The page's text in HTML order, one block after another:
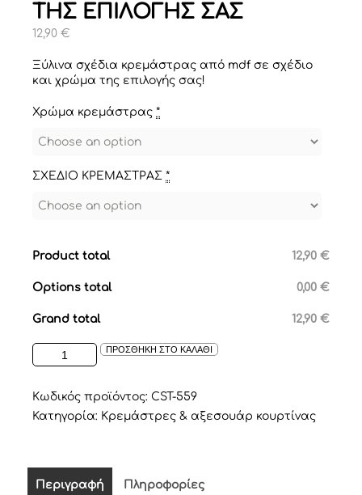
ΤΗΣ ΕΠΙΛΟΓΗΣ ΣΑΣ
12,90 €
Ξύλινα σχέδια κρεμάστρας από mdf σε σχέδιο
και χρώμα της επιλογής σας!
Χρώμα κρεμάστρας *
ΣΧΕΔΙΟ ΚΡΕΜΑΣΤΡΑΣ *
Product total 12,90 €
Options total 0,00 €
Grand total 12,90 €
ΦΤΙΑΞΤΕ
ΤΗΝ
ΤΗΣ
ΕΠΙΛΟΓΗΣ
ΠΡΟΣΘΗΚΗ ΣΤΟ ΚΑΛΑΘΙ
Κωδικός προϊόντος: CST-559
Κατηγορία: Κρεμάστρες & αξεσουάρ κουρτίνας
Περιγραφή Πληροφορίες